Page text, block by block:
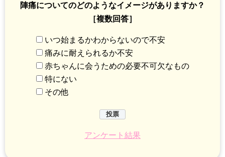
陣痛についてのどのようなイメージがありますか？
［複数回答］
いつ始まるかわからないので不安
痛みに耐えられるか不安
赤ちゃんに会うための必要不可欠なもの
特にない
その他
アンケート結果